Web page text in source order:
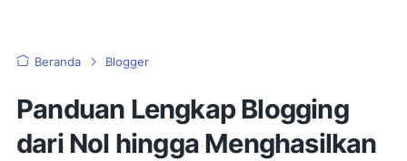
Beranda Blogger
Panduan Lengkap Blogging
dari Nol hingga Menghasilkan